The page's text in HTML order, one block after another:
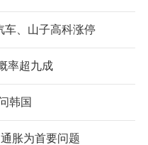
车、山子高科涨停
率超九成
韩国
胀为首要问题